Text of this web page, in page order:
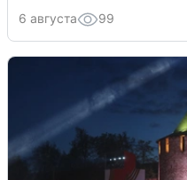
6 августа 99